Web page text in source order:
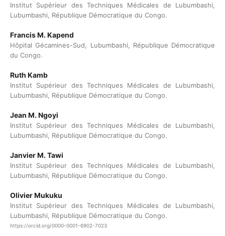
Institut Supérieur des Techniques Médicales de Lubumbashi,
Lubumbashi, République Démocratique du Congo.
Francis M. Kapend
Hôpital Gécamines-Sud, Lubumbashi, République Démocratique
du Congo.
Ruth Kamb
Institut Supérieur des Techniques Médicales de Lubumbashi,
Lubumbashi, République Démocratique du Congo.
Jean M. Ngoyi
Institut Supérieur des Techniques Médicales de Lubumbashi,
Lubumbashi, République Démocratique du Congo.
Janvier M. Tawi
Institut Supérieur des Techniques Médicales de Lubumbashi,
Lubumbashi, République Démocratique du Congo.
Olivier Mukuku
Institut Supérieur des Techniques Médicales de Lubumbashi,
Lubumbashi, République Démocratique du Congo.
https://orcid.org/0000-0001-6902-7023